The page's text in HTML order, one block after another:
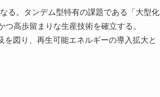
る。タンデム型特有の課題である「大型化
高歩留まりな生産技術を確立する。
図り、再生可能エネルギーの導入拡大と